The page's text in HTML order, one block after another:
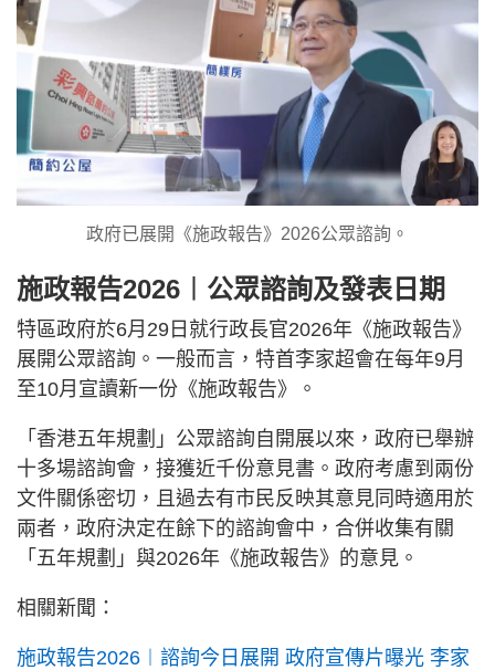
政府已展開《施政報告》2026公眾諮詢。
施政報告2026︱公眾諮詢及發表日期
特區政府於6月29日就行政長官2026年《施政報告》
展開公眾諮詢。一般而言，特首李家超會在每年9月
至10月宣讀新一份《施政報告》。
「香港五年規劃」公眾諮詢自開展以來，政府已舉辦
十多場諮詢會，接獲近千份意見書。政府考慮到兩份
文件關係密切，且過去有市民反映其意見同時適用於
兩者，政府決定在餘下的諮詢會中，合併收集有關
「五年規劃」與2026年《施政報告》的意見。
相關新聞：
施政報告2026︱諮詢今日展開 政府宣傳片曝光 李家